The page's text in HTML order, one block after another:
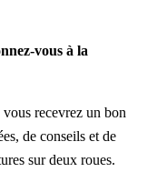
vous à la
recevrez un bon
de conseils et de
sur deux roues.